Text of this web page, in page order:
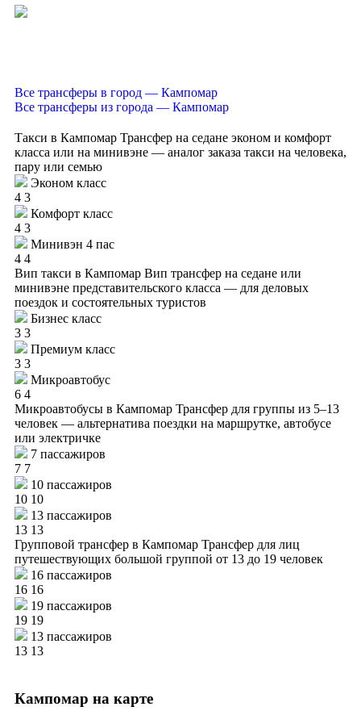
Все трансферы в город — Кампомар
Все трансферы из города — Кампомар
Такси в Кампомар Трансфер на седане эконом и комфорт
класса или на минивэне — аналог заказа такси на человека,
пару или семью
Эконом класс
4 3
Комфорт класс
4 3
Минивэн 4 пас
4 4
Вип такси в Кампомар Вип трансфер на седане или
минивэне представительского класса — для деловых
поездок и состоятельных туристов
Бизнес класс
3 3
Премиум класс
3 3
Микроавтобус
6 4
Микроавтобусы в Кампомар Трансфер для группы из 5–13
человек — альтернатива поездки на маршрутке, автобусе
или электричке
7 пассажиров
7 7
10 пассажиров
10 10
13 пассажиров
13 13
Групповой трансфер в Кампомар Трансфер для лиц
путешествующих большой группой от 13 до 19 человек
16 пассажиров
16 16
19 пассажиров
19 19
13 пассажиров
13 13
Кампомар на карте